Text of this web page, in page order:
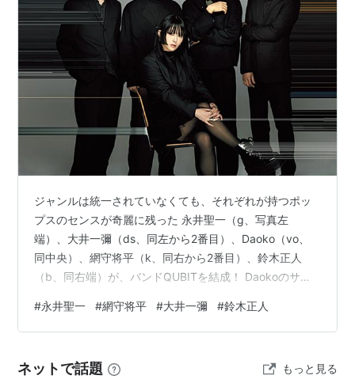
2007
徳島ヴォルティス(期限付き移籍)
2008-2009
セレッソ大阪
リスト::サッカー選手::日本/さ行
ジャンルは統一されていなくても、それぞれが持つポッ
プスのセンスが奇麗に残った 永井聖一（g、写真左
端）、大井一彌（ds、同左から2番目）、Daoko（vo、
同中央）、網守将平（k、同右から2番目）、鈴木正人
（b、同右端）が、バンドQUBITを結成！ Daokoのサポ
ドでの活躍も目覚ましい5人が集結して奏でるサウンド
は、ポップなフィールドに挑戦的な表現をちりばめなが
のインタビューを敢行。サポートとバンドでの表現の違
#永井聖一 #網守将平 #大井一彌 #鈴木正人
ネットで話題 もっと見る